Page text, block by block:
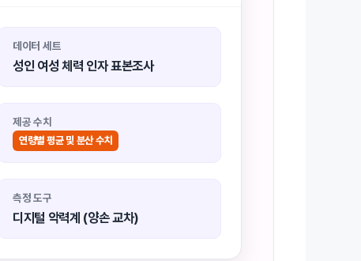
데이터 세트
성인 여성 체력 인자 표본조사
제공 수치
연령별 평균 및 분산 수치
측정 도구
디지털 악력계 (양손 교차)